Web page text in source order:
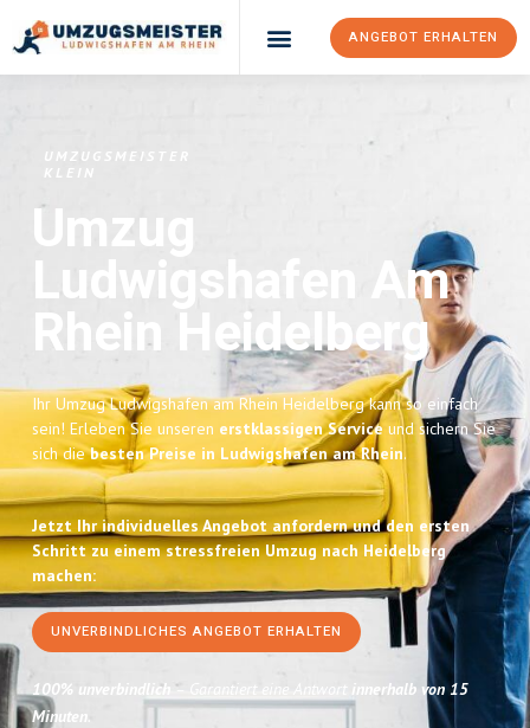
ANGEBOT ERHALTEN
UMZUGSMEISTER
KLEIN
Umzug
Ludwigshafen Am
Rhein Heidelberg
Ihr Umzug Ludwigshafen am Rhein Heidelberg kann so einfach
sein! Erleben Sie unseren erstklassigen Service und sichern Sie
sich diebesten Preise in Ludwigshafen am Rhein.
Jetzt Ihr individuelles Angebot anfordern und den ersten
Schritt zu einem stressfreien Umzug nach Heidelberg
machen:
UNVERBINDLICHES ANGEBOT ERHALTEN
100% unverbindlich – Garantiert eine Antwort
innerhalb von 15
Minuten.